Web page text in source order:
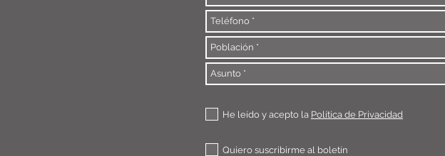
He leído y acepto la Política de Privacidad
Quiero suscribirme al boletín